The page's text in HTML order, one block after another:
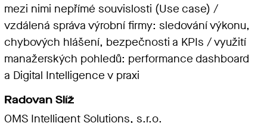
mezi nimi nepřímé souvislosti (Use case) /
vzdálená správa výrobní firmy: sledování výkonu,
chybových hlášení, bezpečnosti a KPIs / využití
manažerských pohledů: performance dashboard
a Digital Intelligence v praxi
Radovan Slíž
OMS Intelligent Solutions, s.r.o.